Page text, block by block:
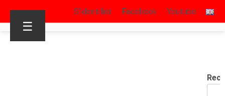
S’identifier Facebook Youtube
☰